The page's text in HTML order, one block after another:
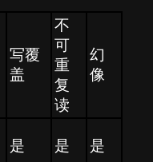
写覆
盖
不
可
重
复
读
幻
像
是 是 是